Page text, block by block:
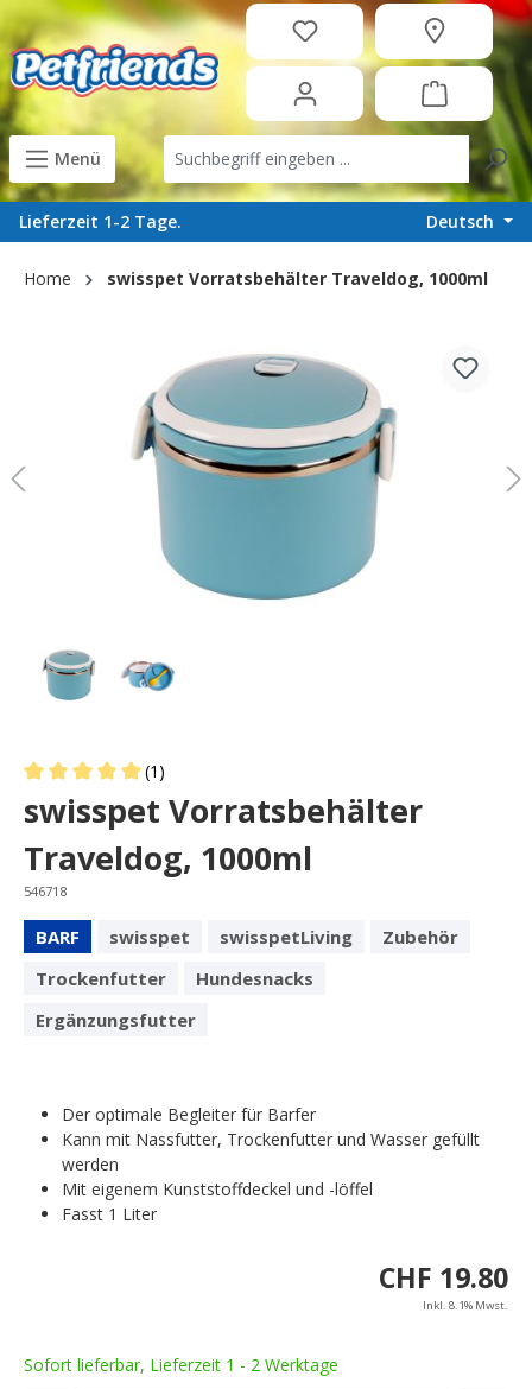
content
Menü
Lieferzeit 1-2 Tage. Deutsch
Home swisspet Vorratsbehälter Traveldog, 1000ml
Average rating of 5 out of 5 stars
(1)
swisspet Vorratsbehälter
Traveldog, 1000ml
546718
BARF swisspet swisspetLiving
Zubehör
Trockenfutter
Hundesnacks
Ergänzungsfutter
Der optimale Begleiter für Barfer
Kann mit Nassfutter, Trockenfutter und Wasser gefüllt
werden
Mit eigenem Kunststoffdeckel und -löffel
Fasst 1 Liter
CHF 19.80
Inkl. 8.1% Mwst.
Sofort lieferbar, Lieferzeit 1 - 2 Werktage